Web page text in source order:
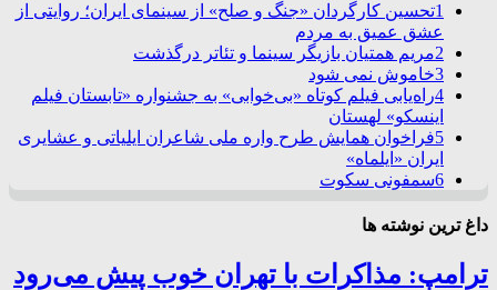
1تحسین کارگردان «جنگ و صلح» از سینمای ایران؛ روایتی از
عشق عمیق به مردم
2مریم همتیان بازیگر سینما و تئاتر درگذشت
3خاموش نمی شود
4راه‌یابی فیلم کوتاه «بی‌خوابی» به جشنواره «تابستان فیلم
اینسکو» لهستان
5فراخوان همایش طرح واره ملی شاعران ایلیاتی و عشایری
ایران «ایلماه»
6سمفونی سکوت
داغ ترین نوشته ها
ترامپ: مذاکرات با تهران خوب پیش می‌رود